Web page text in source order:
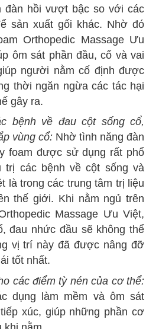
đàn hồi vượt bậc so với các
sản xuất gối khác. Nhờ đó
Orthopedic Massage Ưu
ôm sát phần đầu, cổ và vai
người nằm cố định được
thời ngăn ngừa các tác hại
gây ra.
bệnh về đau cột sống cổ,
vùng cổ: Nhờ tình năng đàn
foam được sử dụng rất phổ
trị các bệnh về cột sống và
là trong các trung tâm trị liệu
thế giới. Khi nằm ngủ trên
Massage Ưu Việt,
đau nhức đầu sẽ không thể
vị trí này đã được nâng đỡ
tốt nhất.
các điểm tỳ nén của cơ thể:
dụng làm mềm và ôm sát
xúc, giúp những phần cơ